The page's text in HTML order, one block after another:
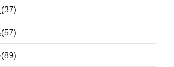
(37)
(57)
(89)